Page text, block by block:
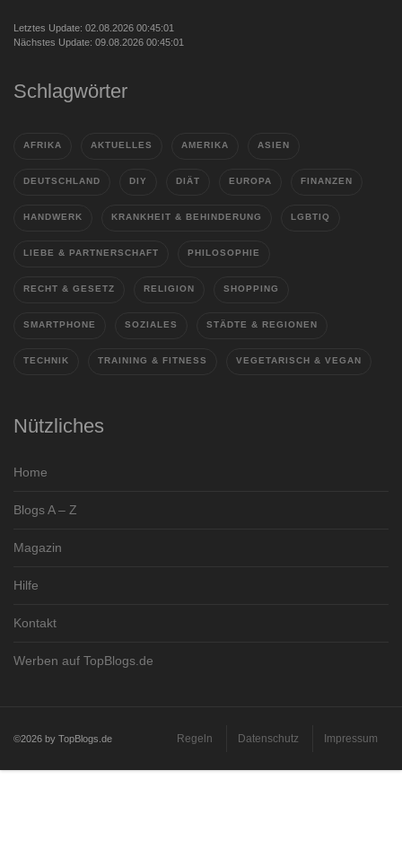
Letztes Update: 02.08.2026 00:45:01
Nächstes Update: 09.08.2026 00:45:01
Schlagwörter
AFRIKA AKTUELLES AMERIKA ASIEN
DEUTSCHLAND DIY DIÄT EUROPA FINANZEN
HANDWERK KRANKHEIT & BEHINDERUNG LGBTIQ
LIEBE & PARTNERSCHAFT PHILOSOPHIE
RECHT & GESETZ RELIGION SHOPPING
SMARTPHONE SOZIALES STÄDTE & REGIONEN
TECHNIK TRAINING & FITNESS VEGETARISCH & VEGAN
Nützliches
Home
Blogs A – Z
Magazin
Hilfe
Kontakt
Werben auf TopBlogs.de
©2026 by TopBlogs.de Regeln Datenschutz Impressum